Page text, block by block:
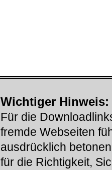
Wichtiger Hinweis:
Für die
fremde Webseiten
ausdrücklich
für die Richtigkeit,